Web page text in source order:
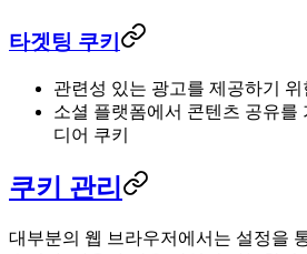
타겟팅 쿠키
관련성 있는 광고를 제공하기 위
소셜 플랫폼에서 콘텐츠 공유를
디어 쿠키
쿠키 관리
대부분의 웹 브라우저에서는 설정을